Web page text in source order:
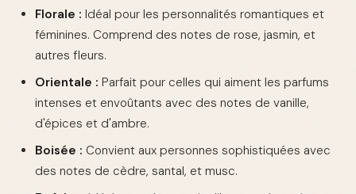
Florale : Idéal pour les personnalités romantiques et
féminines. Comprend des notes de rose, jasmin, et
autres fleurs.
Orientale : Parfait pour celles qui aiment les parfums
intenses et envoûtants avec des notes de vanille,
d'épices et d'ambre.
Boisée : Convient aux personnes sophistiquées avec
des notes de cèdre, santal, et musc.